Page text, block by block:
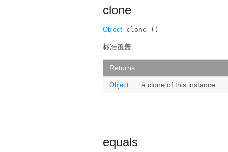
clone
Object clone ()
标准覆盖
Returns
Object a clone of this instance.
equals